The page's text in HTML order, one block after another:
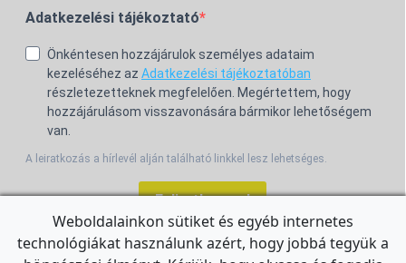
Adatkezelési tájékoztató
Önkéntesen hozzájárulok személyes adataim
kezeléséhez az Adatkezelési tájékoztatóban
részletezetteknek megfelelően. Megértettem, hogy
hozzájárulásom visszavonására bármikor lehetőségem
van.
A leiratkozás a hírlevél alján található linkkel lesz lehetséges.
Feliratkozom!
Weboldalainkon sütiket és egyéb internetes
technológiákat használunk azért, hogy jobbá tegyük a